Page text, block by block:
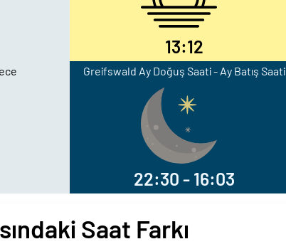
13:12
Greifswald Ay Doğuş Saati - Ay Batış Saati
22:30 - 16:03
Saat Farkı